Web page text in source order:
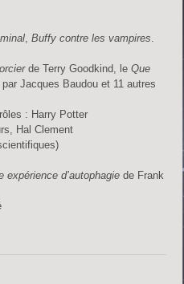
,Buffy contre les vampires
de Terry Goodkind, leQue
par Jacques Baudou et 11 autres
: Harry Potter
Hal Clement
expérience d’autophagie de Frank